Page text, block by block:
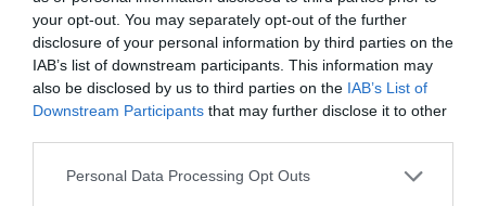
your opt-out. You may separately opt-out of the further
disclosure of your personal information by third parties on the
IAB’s list of downstream participants. This information may
also be disclosed by us to third parties on the IAB’s List of
Downstream Participants that may further disclose it to other
Please note that this website/app uses one or more Google
Personal Data Processing Opt Outs